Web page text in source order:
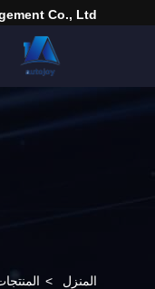
Co., Ltd.
المنزل >